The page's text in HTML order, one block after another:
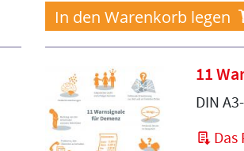
11
DIN
Das